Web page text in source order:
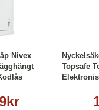
Nivex
Läs mer
Topsafe